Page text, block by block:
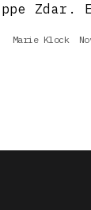
Zdar.
Marie Klock